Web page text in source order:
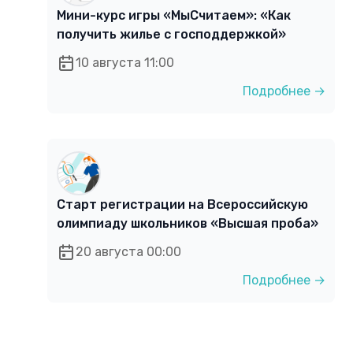
Мини-курс игры «МыСчитаем»: «Как
получить жилье с господдержкой»
10 августа 11:00
Подробнее →
Старт регистрации на Всероссийскую
олимпиаду школьников «Высшая проба»
20 августа 00:00
Подробнее →